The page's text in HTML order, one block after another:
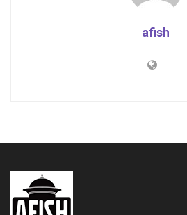
afish